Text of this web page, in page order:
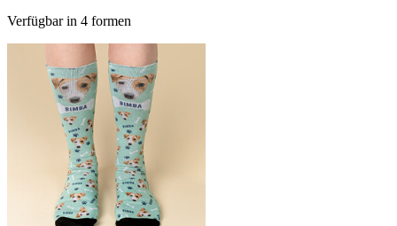
Verfügbar in 4 formen